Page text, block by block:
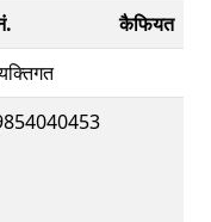
कैफियत